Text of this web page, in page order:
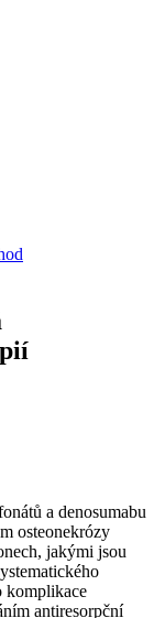
a denosumabu
osteonekrózy
jakými jsou
komplikace
antiresorpční